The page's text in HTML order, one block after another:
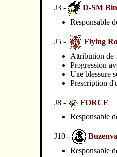
J3 -
D-SM
Responsable
J5 -
Flying
Attribution de
Progression
Une blessure
Prescription
J8 -
FORCE
Responsable
J10 -
Responsable